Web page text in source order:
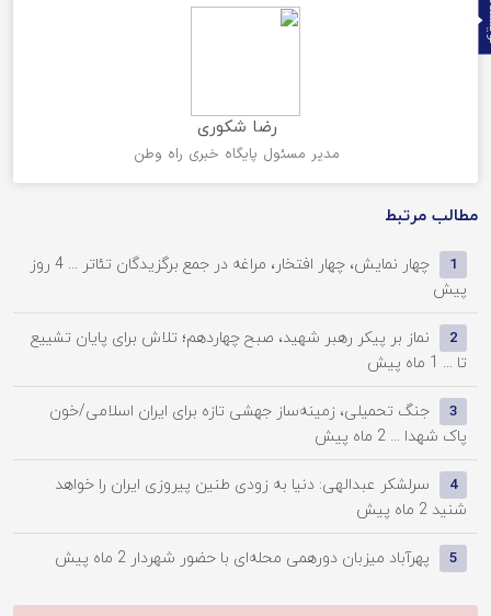
رضا شکوری
مدیر مسئول پایگاه خبری راه وطن
مطالب مرتبط
1 چهار نمایش، چهار افتخار، مراغه در جمع برگزیدگان تئاتر ...
4 روز
پیش
2
نماز بر پیکر رهبر شهید، صبح چهاردهم؛ تلاش برای پایان تشییع
تا ... 1 ماه پیش
3
جنگ تحمیلی، زمینه‌ساز جهشی تازه برای ایران اسلامی/خون
پاک شهدا ... 2 ماه پیش
4
سرلشکر عبدالهی: دنیا به زودی طنین پیروزی ایران را خواهد
شنید 2 ماه پیش
5 پهرآباد میزبان دورهمی محله‌ای با حضور شهردار 2 ماه پیش